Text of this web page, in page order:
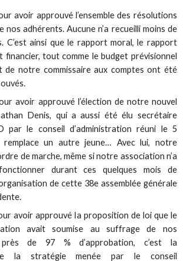
avoir approuvé l’ensemble des résolutions
nos adhérents. Aucune n’a recueilli moins de
C’est ainsi que le rapport moral, le rapport
financier, tout comme le budget prévisionnel
de notre commissaire aux comptes ont été
avoir approuvé l’élection de notre nouvel
Denis, qui a aussi été élu secrétaire
par le conseil d’administration réuni le 5
remplace un autre jeune… Avec lui, notre
de marche, même si notre association n’a
durant ces quelques mois de
de cette 38e assemblée générale
avoir approuvé la proposition de loi que le
avait soumise au suffrage de nos
de 97 % d’approbation, c’est la
de la stratégie menée par le conseil